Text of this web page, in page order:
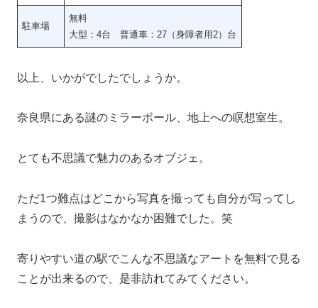
駐車場
無料
大型：4台 普通車：27（身障者用2）台
以上、いかがでしたでしょうか。
奈良県にある謎のミラーボール、地上への瞑想室生。
とても不思議で魅力のあるオブジェ。
ただ1つ難点はどこから写真を撮っても自分が写ってし
まうので、撮影はなかなか困難でした。笑
寄りやすい道の駅でこんな不思議なアートを無料で見る
ことが出来るので、是非訪れてみてください。